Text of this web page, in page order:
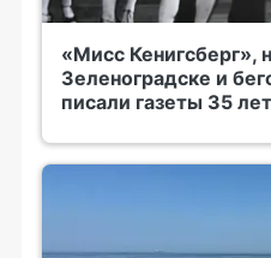
«Мисс Кенигсберг»,
Зеленоградске и
писали газеты 35